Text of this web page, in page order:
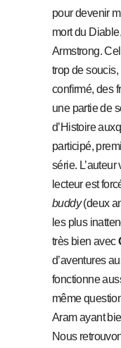
pour devenir
mort du
Armstrong.
trop de
confirmé, des
une partie de
d’Histoire
participé,
série.
lecteur est
buddy(deux
les plus
très bien avec
d’aventures
fonctionne
même
Aram ayant
Nous